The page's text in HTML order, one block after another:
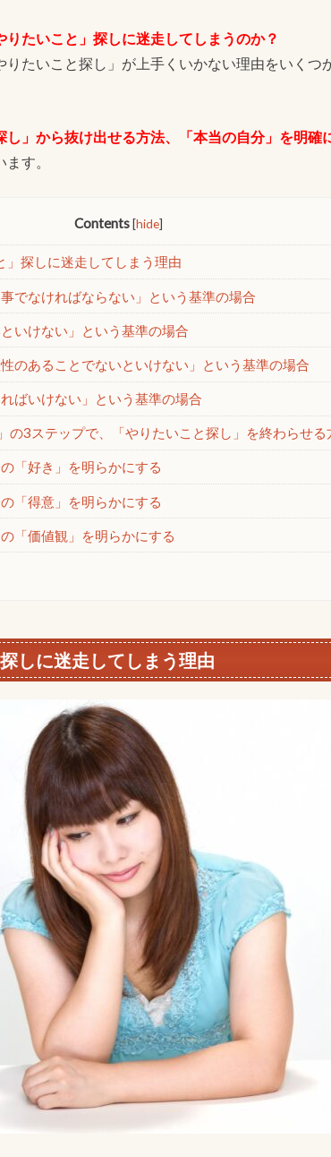
りたいこと」探しに迷走してしまうのか？
りたいこと探し」が上手くいかない理由をいくつ
し」から抜け出せる方法、「本当の自分」を明確
す。
Contents [hide]
」探しに迷走してしまう理由
でなければならない」という基準の場合
いけない」という基準の場合
のあることでないといけない」という基準の場合
ばいけない」という基準の場合
の3ステップで、「やりたいこと探し」を終わらせる
「好き」を明らかにする
「得意」を明らかにする
「価値観」を明らかにする
しに迷走してしまう理由